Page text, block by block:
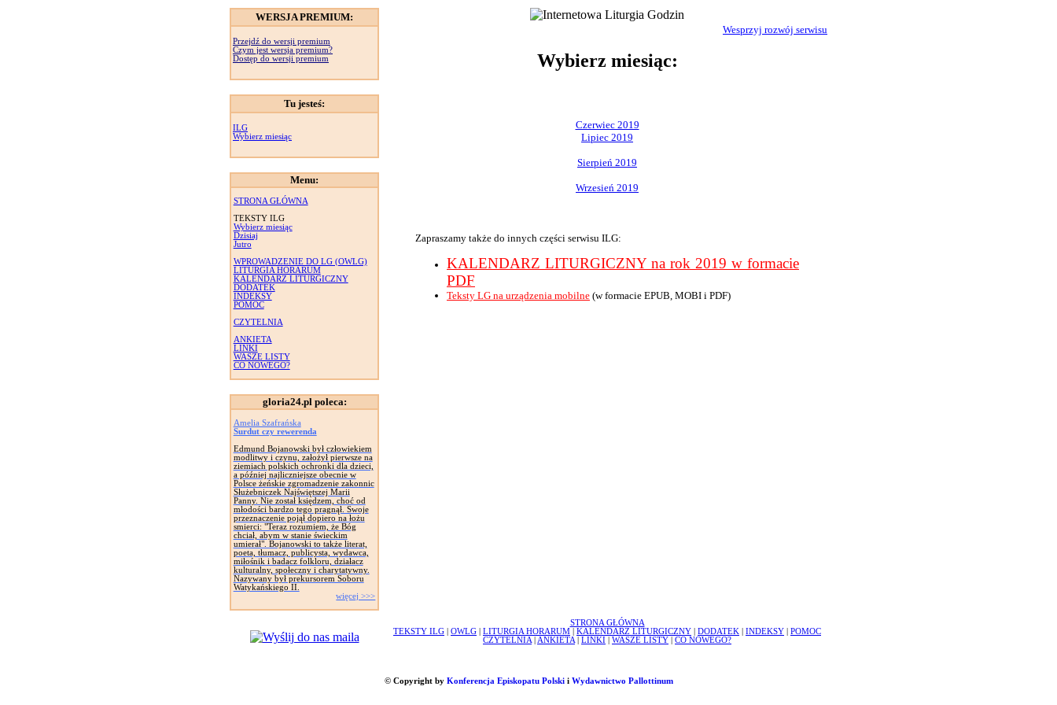
WERSJA PREMIUM:
Przejdź do wersji premium
Czym jest wersja premium?
Dostęp do wersji premium
Tu jesteś:
ILG
Wybierz miesiąc
Menu:
STRONA GŁÓWNA
TEKSTY ILG
Wybierz miesiąc
Dzisiaj
Jutro
WPROWADZENIE DO LG (OWLG)
LITURGIA HORARUM
KALENDARZ LITURGICZNY
DODATEK
INDEKSY
POMOC
CZYTELNIA
ANKIETA
LINKI
WASZE LISTY
CO NOWEGO?
gloria24.pl poleca:
Amelia Szafrańska
Surdut czy rewerenda
Edmund Bojanowski był człowiekiem
modlitwy i czynu, założył pierwsze na
ziemiach polskich ochronki dla dzieci,
a później najliczniejsze obecnie w
Polsce żeńskie zgromadzenie zakonnic
Służebniczek Najświętszej Marii
Panny. Nie został księdzem, choć od
młodości bardzo tego pragnął. Swoje
przeznaczenie pojął dopiero na łożu
smierci: "Teraz rozumiem, że Bóg
chciał, abym w stanie świeckim
umierał". Bojanowski to także literat,
poeta, tłumacz, publicysta, wydawca,
miłośnik i badacz folkloru, działacz
kulturalny, społeczny i charytatywny.
Nazywany był prekursorem Soboru
Watykańskiego II.
więcej >>>
Wesprzyj rozwój serwisu
Wybierz miesiąc:
Czerwiec 2019
Lipiec 2019
Sierpień 2019
Wrzesień 2019
Zapraszamy także do innych części serwisu ILG:
KALENDARZ LITURGICZNY na rok 2019 w formacie
PDF
Teksty LG na urządzenia mobilne (w formacie EPUB, MOBI i PDF)
STRONA GŁÓWNA
TEKSTY ILG
OWLG LITURGIA HORARUM KALENDARZ LITURGICZNY DODATEK INDEKSY
POMOC
CZYTELNIA
ANKIETA LINKI WASZE LISTY CO NOWEGO?
© Copyright by Konferencja Episkopatu Polskii Wydawnictwo Pallottinum